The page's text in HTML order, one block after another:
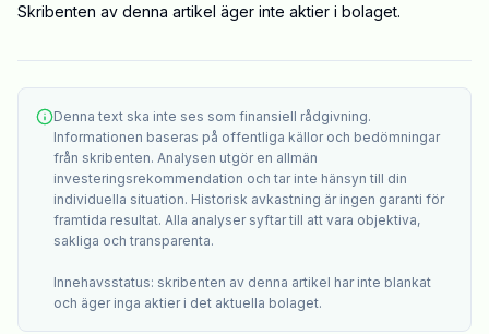
Skribenten av denna artikel äger inte aktier i bolaget.
Denna text ska inte ses som finansiell rådgivning.
Informationen baseras på offentliga källor och bedömningar
från skribenten. Analysen utgör en allmän
investeringsrekommendation och tar inte hänsyn till din
individuella situation. Historisk avkastning är ingen garanti för
framtida resultat. Alla analyser syftar till att vara objektiva,
sakliga och transparenta.
Innehavsstatus: skribenten av denna artikel har inte blankat
och äger inga aktier i det aktuella bolaget.